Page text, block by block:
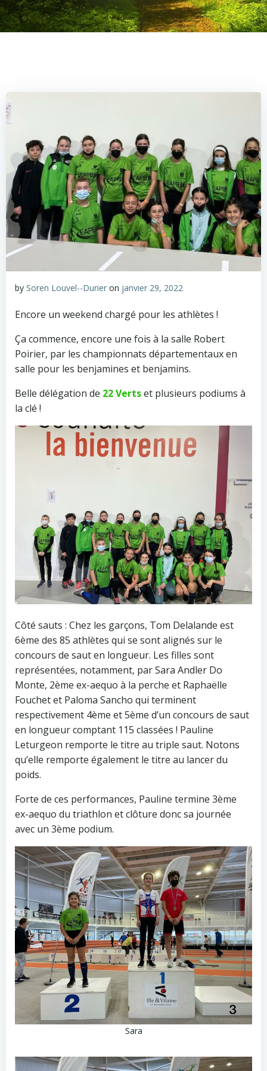
by Soren Louvel--Durier on janvier 29, 2022
Encore un weekend chargé pour les athlètes !
Ça commence, encore une fois à la salle Robert
Poirier, par les championnats départementaux en
salle pour les benjamines et benjamins.
Belle délégation de 22 Vertset plusieurs podiums à
la clé !
Côté sauts : Chez les garçons, Tom Delalande est
6ème des 85 athlètes qui se sont alignés sur le
concours de saut en longueur. Les filles sont
représentées, notamment, par Sara Andler Do
Monte, 2ème ex-aequo à la perche et Raphaëlle
Fouchet et Paloma Sancho qui terminent
respectivement 4ème et 5ème d’un concours de saut
en longueur comptant 115 classées ! Pauline
Leturgeon remporte le titre au triple saut. Notons
qu’elle remporte également le titre au lancer du
poids.
Forte de ces performances, Pauline termine 3ème
ex-aequo du triathlon et clôture donc sa journée
avec un 3ème podium.
Sara